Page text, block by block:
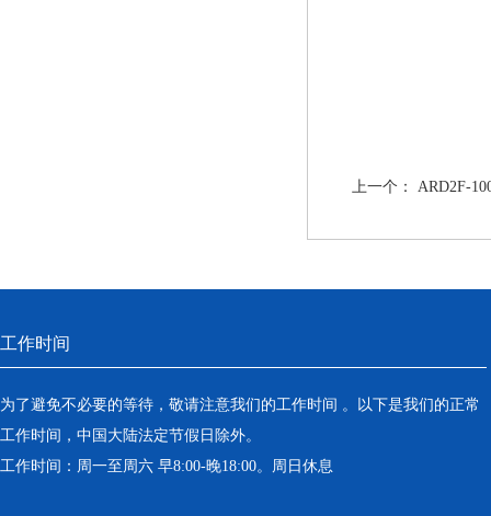
上一个： ARD2F-
工作时间
为了避免不必要的等待，敬请注意我们的工作时间 。以下是我们的正常
工作时间，中国大陆法定节假日除外。
工作时间：周一至周六 早8:00-晚18:00。周日休息